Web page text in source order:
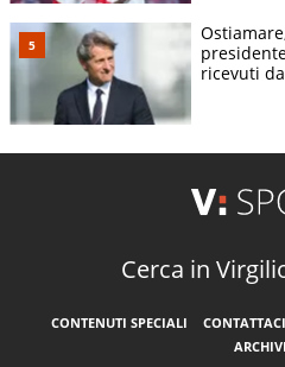
ricevuti
Cerca in
CONTENUTI SPECIALI CONTATTACI